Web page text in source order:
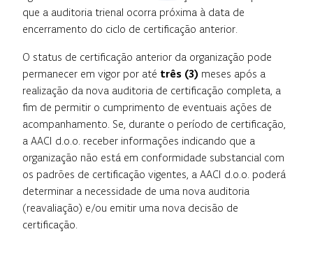
que a auditoria trienal ocorra próxima à data de
encerramento do ciclo de certificação anterior.
O status de certificação anterior da organização pode
permanecer em vigor por até três (3) meses após a
realização da nova auditoria de certificação completa, a
fim de permitir o cumprimento de eventuais ações de
acompanhamento. Se, durante o período de certificação,
a AACI d.o.o. receber informações indicando que a
organização não está em conformidade substancial com
os padrões de certificação vigentes, a AACI d.o.o. poderá
determinar a necessidade de uma nova auditoria
(reavaliação) e/ou emitir uma nova decisão de
certificação.